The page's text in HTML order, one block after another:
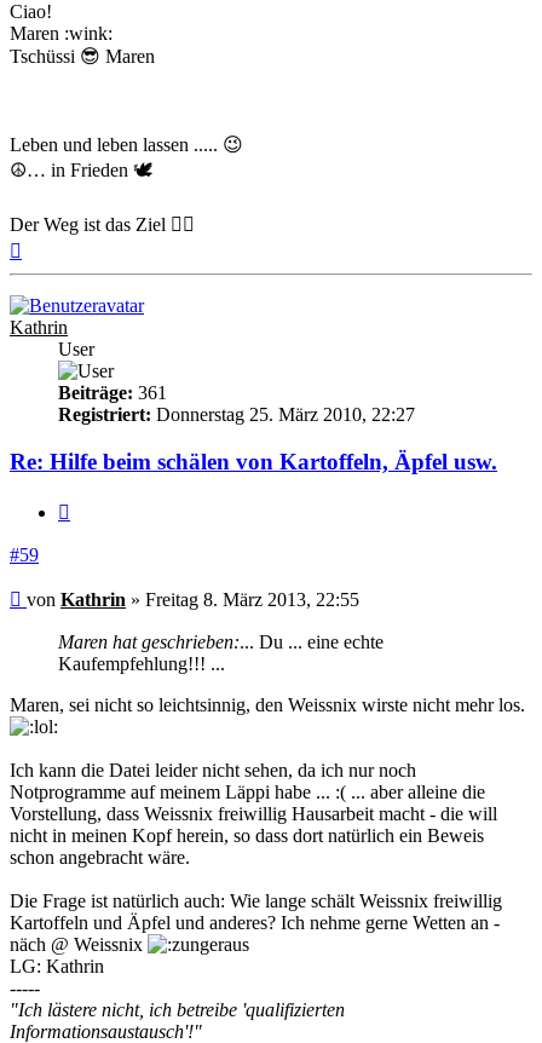
Ciao!
Maren :wink:
Tschüssi 😎 Maren
Leben und leben lassen ..... 😉
☮️… in Frieden 🕊
Der Weg ist das Ziel 🚵‍♂️
Kathrin
User
Beiträge: 361
Registriert: Donnerstag 25. März 2010, 22:27
Re: Hilfe beim schälen von Kartoffeln, Äpfel usw.
#59
Beitrag
von Kathrin » Freitag 8. März 2013, 22:55
Maren hat geschrieben:... Du ... eine echte
Kaufempfehlung!!! ...
Maren, sei nicht so leichtsinnig, den Weissnix wirste nicht mehr los.
Ich kann die Datei leider nicht sehen, da ich nur noch
Notprogramme auf meinem Läppi habe ... :( ... aber alleine die
Vorstellung, dass Weissnix freiwillig Hausarbeit macht - die will
nicht in meinen Kopf herein, so dass dort natürlich ein Beweis
schon angebracht wäre.
Die Frage ist natürlich auch: Wie lange schält Weissnix freiwillig
Kartoffeln und Äpfel und anderes? Ich nehme gerne Wetten an -
näch @ Weissnix
LG: Kathrin
-----
"Ich lästere nicht, ich betreibe 'qualifizierten
Informationsaustausch'!"